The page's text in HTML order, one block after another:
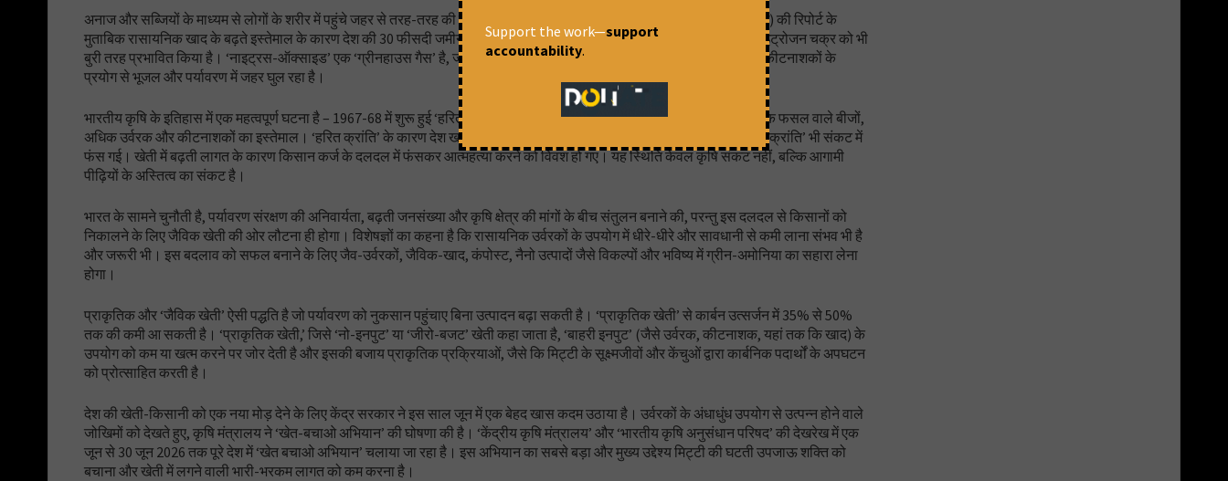
अनाज और सब्जियों के माध्यम से लोगों के शरीर में पहुंचे जहर से तरह-तरह की बीमारियां हो रही हैं। ‘सेंटर फॉर साइंस एंड एनवायरमेंट’ (सीएसई) की रिपोर्ट के
मुताबिक रासायनिक खाद के बढ़ते इस्तेमाल के कारण देश की 30 फीसदी जमीन बंजर होने की कगार पर है। यूरिया के अत्यधिक इस्तेमाल ने नाइट्रोजन चक्र को भी
बुरी तरह प्रभावित किया है। ‘नाइट्रस-ऑक्साइड’ एक ‘ग्रीनहाउस गैस’ है, जो जलवायु परिवर्तन के संकट को बढाने में बड़ा योगदान देती है। कीटनाशकों के
प्रयोग से भूजल और पर्यावरण में जहर घुल रहा है।
भारतीय कृषि के इतिहास में एक महत्वपूर्ण घटना है – 1967-68 में शुरू हुई ‘हरित क्रांति।’ इसकी मुख्य बात थी, सिंचाई की गारंटी के साथ अधिक फसल वाले बीजों,
अधिक उर्वरक और कीटनाशकों का इस्तेमाल। ‘हरित क्रांति’ के कारण देश खाद्यान्न में आत्मनिर्भर तो हो पाया, लेकिन 1980 के दशक से ‘हरित क्रांति’ भी संकट में
फंस गई। खेती में बढ़ती लागत के कारण किसान कर्ज के दलदल में फंसकर आत्महत्या करने को विवश हो गए। यह स्थिति केवल कृषि संकट नहीं, बल्कि आगामी
पीढ़ियों के अस्तित्व का संकट है।
भारत के सामने चुनौती है, पर्यावरण संरक्षण की अनिवार्यता, बढ़ती जनसंख्या और कृषि क्षेत्र की मांगों के बीच संतुलन बनाने की, परन्तु इस दलदल से किसानों को
निकालने के लिए जैविक खेती की ओर लौटना ही होगा। विशेषज्ञों का कहना है कि रासायनिक उर्वरकों के उपयोग में धीरे-धीरे और सावधानी से कमी लाना संभव भी है
और जरूरी भी। इस बदलाव को सफल बनाने के लिए जैव-उर्वरकों, जैविक-खाद, कंपोस्ट, नैनो उत्पादों जैसे विकल्पों और भविष्य में ग्रीन-अमोनिया का सहारा लेना
होगा।
प्राकृतिक और ‘जैविक खेती’ ऐसी पद्धति है जो पर्यावरण को नुकसान पहुंचाए बिना उत्पादन बढ़ा सकती है। ‘प्राकृतिक खेती’ से कार्बन उत्सर्जन में 35% से 50%
तक की कमी आ सकती है। ‘प्राकृतिक खेती,’ जिसे ‘नो-इनपुट’ या ‘जीरो-बजट’ खेती कहा जाता है, ‘बाहरी इनपुट’ (जैसे उर्वरक, कीटनाशक, यहां तक कि खाद) के
उपयोग को कम या खत्म करने पर जोर देती है और इसकी बजाय प्राकृतिक प्रक्रियाओं, जैसे कि मिट्टी के सूक्ष्मजीवों और केंचुओं द्वारा कार्बनिक पदार्थों के अपघटन
को प्रोत्साहित करती है।
देश की खेती-किसानी को एक नया मोड़ देने के लिए केंद्र सरकार ने इस साल जून में एक बेहद खास कदम उठाया है। उर्वरकों के अंधाधुंध उपयोग से उत्पन्न होने वाले
जोखिमों को देखते हुए, कृषि मंत्रालय ने ‘खेत-बचाओ अभियान’ की घोषणा की है। ‘केंद्रीय कृषि मंत्रालय’ और ‘भारतीय कृषि अनुसंधान परिषद’ की देखरेख में एक
जून से 30 जून 2026 तक पूरे देश में ‘खेत बचाओ अभियान’ चलाया जा रहा है। इस अभियान का सबसे बड़ा और मुख्य उद्देश्य मिट्टी की घटती उपजाऊ शक्ति को
बचाना और खेती में लगने वाली भारी-भरकम लागत को कम करना है।
Support the work—support
accountability.